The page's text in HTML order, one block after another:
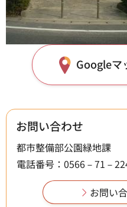
Googleマ
お問い合わせ
都市整備部公園緑地課
電話番号：0566－71－